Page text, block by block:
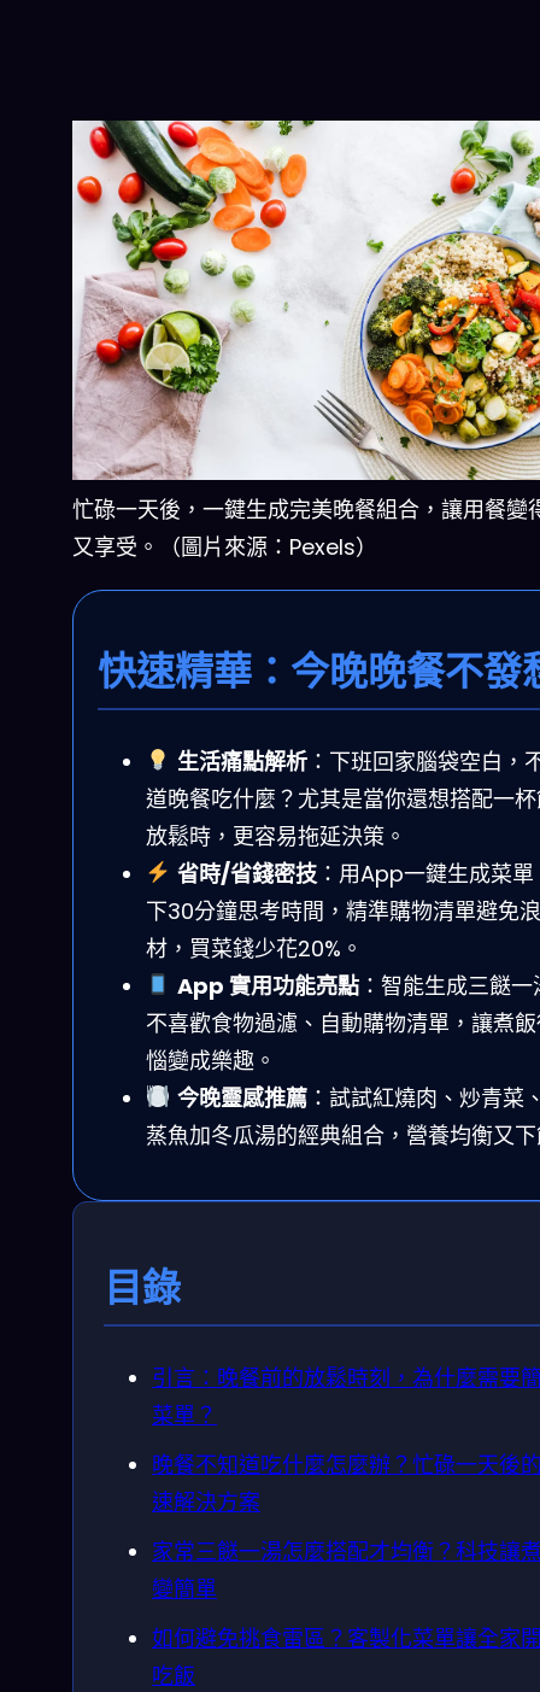
忙碌一天後，一鍵生成完美晚餐組合，讓用餐變
又享受。（圖片來源：Pexels）
快速精華：今晚晚餐不發
生活痛點解析：下班回家腦袋空白，
道晚餐吃什麼？尤其是當你還想搭配一
放鬆時，更容易拖延決策。
省時/省錢密技：用App一鍵生成菜單
下30分鐘思考時間，精準購物清單避免
材，買菜錢少花20%。
App 實用功能亮點：智能生成三餸一
不喜歡食物過濾、自動購物清單，讓煮
惱變成樂趣。
今晚靈感推薦：試試紅燒肉、炒青菜
蒸魚加冬瓜湯的經典組合，營養均衡又
目錄
引言：晚餐前的放鬆時刻，為什麼需要
菜單？
晚餐不知道吃什麼怎麼辦？忙碌一天後
速解決方案
家常三餸一湯怎麼搭配才均衡？科技讓
變簡單
如何避免挑食雷區？客製化菜單讓全家
吃飯